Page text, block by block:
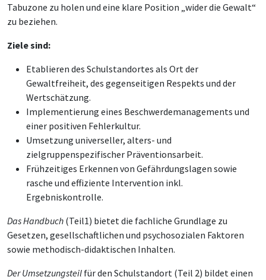
Tabuzone zu holen und eine klare Position „wider die Gewalt“
zu beziehen.
Ziele sind:
Etablieren des Schulstandortes als Ort der
Gewaltfreiheit, des gegenseitigen Respekts und der
Wertschätzung.
Implementierung eines Beschwerdemanagements und
einer positiven Fehlerkultur.
Umsetzung universeller, alters- und
zielgruppenspezifischer Präventionsarbeit.
Frühzeitiges Erkennen von Gefährdungslagen sowie
rasche und effiziente Intervention inkl.
Ergebniskontrolle.
Das Handbuch (Teil1) bietet die fachliche Grundlage zu
Gesetzen, gesellschaftlichen und psychosozialen Faktoren
sowie methodisch-didaktischen Inhalten.
Der Umsetzungsteil für den Schulstandort (Teil 2) bildet einen